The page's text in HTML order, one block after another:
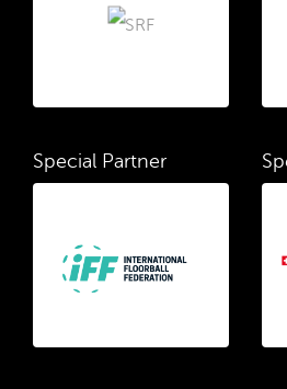
Special Partner